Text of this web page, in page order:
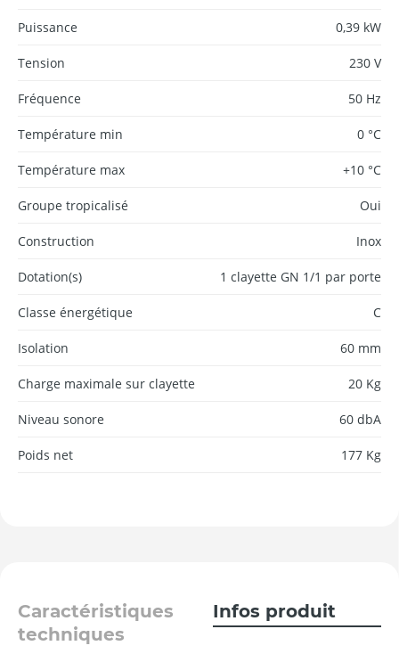
Puissance 0,39 kW
Tension 230 V
Fréquence 50 Hz
Température min 0 °C
Température max +10 °C
Groupe tropicalisé Oui
Construction Inox
Dotation(s) 1 clayette GN 1/1 par porte
Classe énergétique C
Isolation 60 mm
Charge maximale sur clayette 20 Kg
Niveau sonore 60 dbA
Poids net 177 Kg
Caractéristiques
techniques
Infos produit